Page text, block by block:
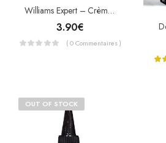
Williams Expert – Crème À Raser Pour Blaireau 100ml
3.90€
( 0 Commentaires )
OUT OF STOCK